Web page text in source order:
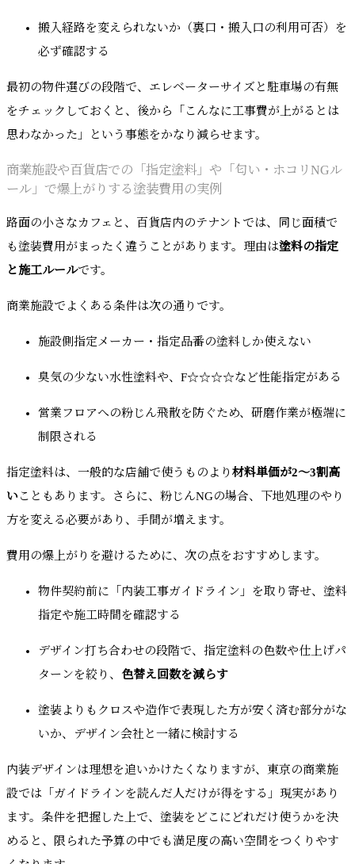
搬入経路を変えられないか（裏口・搬入口の利用可否）を
必ず確認する
最初の物件選びの段階で、エレベーターサイズと駐車場の有無
をチェックしておくと、後から「こんなに工事費が上がるとは
思わなかった」という事態をかなり減らせます。
商業施設や百貨店での「指定塗料」や「匂い・ホコリNGル
ール」で爆上がりする塗装費用の実例
路面の小さなカフェと、百貨店内のテナントでは、同じ面積で
も塗装費用がまったく違うことがあります。理由は塗料の指定
と施工ルールです。
商業施設でよくある条件は次の通りです。
施設側指定メーカー・指定品番の塗料しか使えない
臭気の少ない水性塗料や、F☆☆☆☆など性能指定がある
営業フロアへの粉じん飛散を防ぐため、研磨作業が極端に
制限される
指定塗料は、一般的な店舗で使うものより 材料単価が2〜3割高
いこともあります。さらに、粉じんNGの場合、下地処理のやり
方を変える必要があり、手間が増えます。
費用の爆上がりを避けるために、次の点をおすすめします。
物件契約前に「内装工事ガイドライン」を取り寄せ、塗料
指定や施工時間を確認する
デザイン打ち合わせの段階で、指定塗料の色数や仕上げパ
ターンを絞り、 色替え回数を減らす
塗装よりもクロスや造作で表現した方が安く済む部分がな
いか、デザイン会社と一緒に検討する
内装デザインは理想を追いかけたくなりますが、東京の商業施
設では「ガイドラインを読んだ人だけが得をする」現実があり
ます。条件を把握した上で、塗装をどこにどれだけ使うかを決
めると、限られた予算の中でも満足度の高い空間をつくりやす